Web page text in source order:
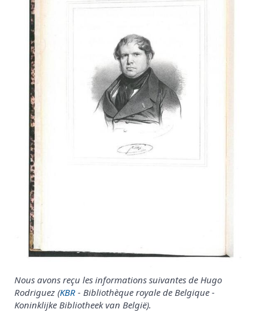
Nous avons reçu les informations suivantes de Hugo
Rodriguez (KBR - Bibliothèque royale de Belgique -
Koninklijke Bibliotheek van België).